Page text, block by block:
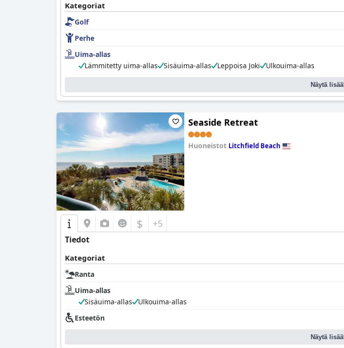
Kategoriat
Golf
Perhe
Uima-allas
Lämmitetty uima-allas
Sisäuima-allas Leppoisa Joki Ulkouima-allas
Näytä lisää
Seaside Retreat
Huoneistot Litchfield Beach
$ +5
Tiedot
Kategoriat
Ranta
Uima-allas
Sisäuima-allas
Ulkouima-allas
Esteetön
Näytä lisää